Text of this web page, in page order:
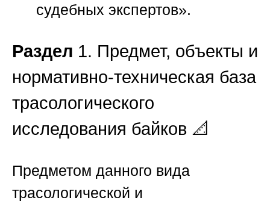
судебных экспертов».
Раздел 1. Предмет, объекты и
нормативно-техническая база
трасологического
исследования байков 📐
Предметом данного вида
трасологической и